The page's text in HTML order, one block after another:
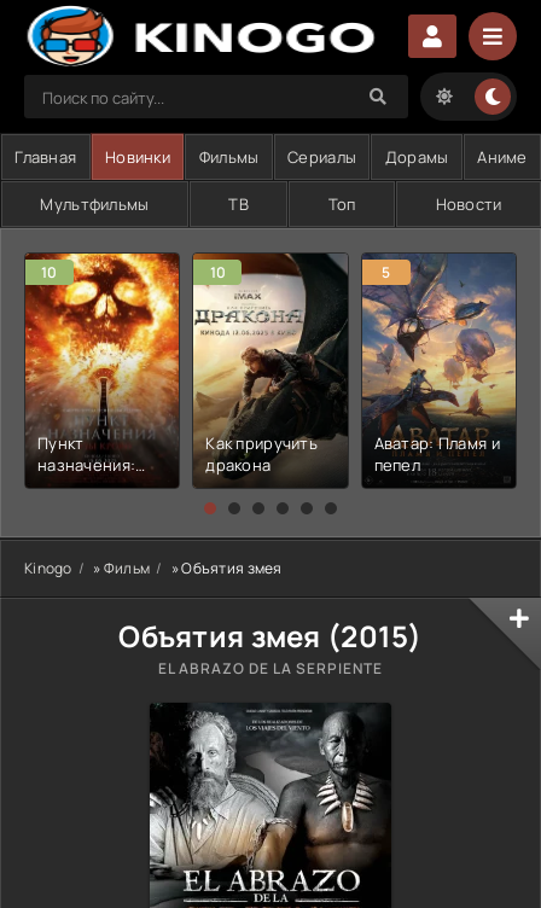
Главная Новинки Фильмы Сериалы Дорамы Аниме
Мультфильмы ТВ Топ Новости
10
Пункт
назначения:
Узы крови
10
Как приручить
дракона
5
Аватар: Пламя и
пепел
Kinogo »Фильм » Объятия змея
Объятия змея (2015)
EL ABRAZO DE LA SERPIENTE